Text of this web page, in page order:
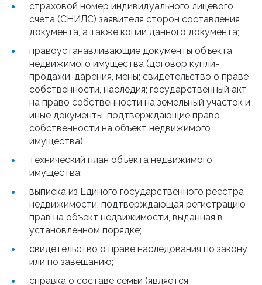
страховой номер индивидуального лицевого
счета (СНИЛС) заявителя сторон составления
документа, а также копии данного документа;
правоустанавливающие документы объекта
недвижимого имущества (договор купли-
продажи, дарения, мены; свидетельство о праве
собственности, наследия; государственный акт
на право собственности на земельный участок и
иные документы, подтверждающие право
собственности на объект недвижимого
имущества);
технический план объекта недвижимого
имущества;
выписка из Единого государственного реестра
недвижимости, подтверждающая регистрацию
прав на объект недвижимости, выданная в
установленном порядке;
свидетельство о праве наследования по закону
или по завещанию;
справка о составе семьи (является